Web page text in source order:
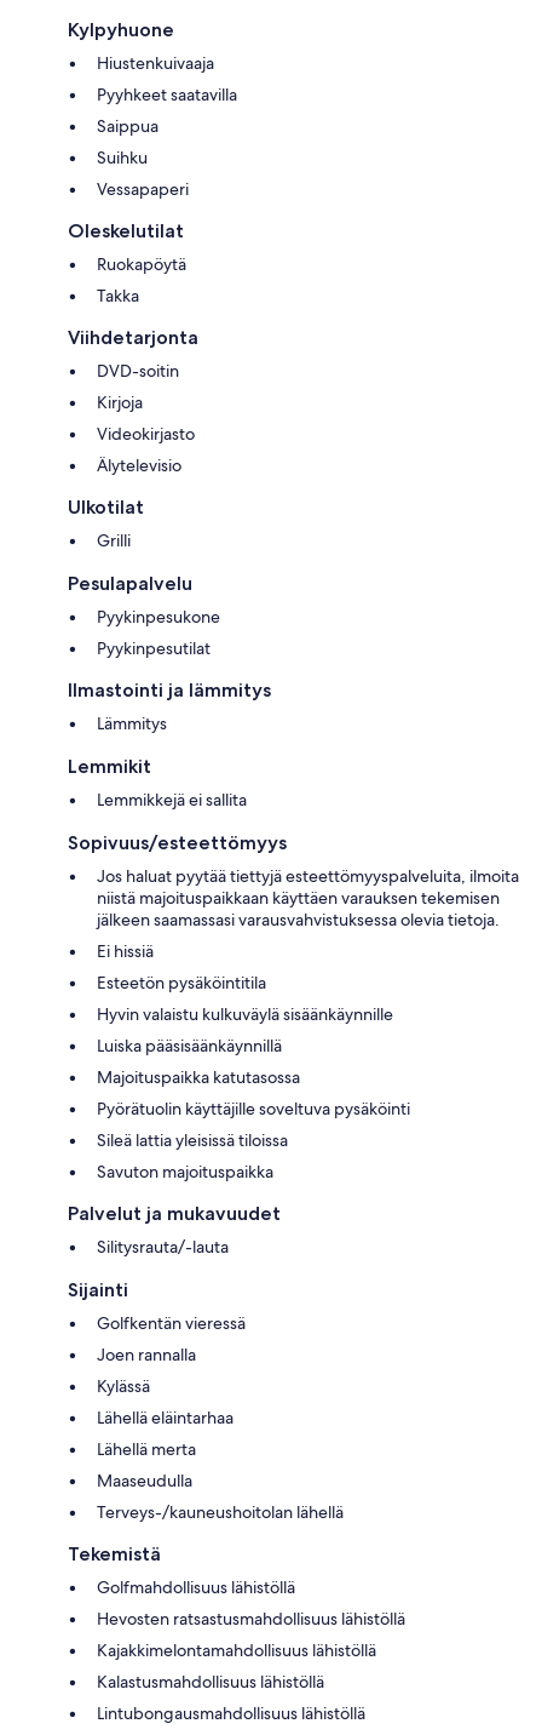
Kylpyhuone
Hiustenkuivaaja
Pyyhkeet saatavilla
Saippua
Suihku
Vessapaperi
Oleskelutilat
Ruokapöytä
Takka
Viihdetarjonta
DVD-soitin
Kirjoja
Videokirjasto
Älytelevisio
Ulkotilat
Grilli
Pesulapalvelu
Pyykinpesukone
Pyykinpesutilat
Ilmastointi ja lämmitys
Lämmitys
Lemmikit
Lemmikkejä ei sallita
Sopivuus/esteettömyys
Jos haluat pyytää tiettyjä esteettömyyspalveluita, ilmoita
niistä majoituspaikkaan käyttäen varauksen tekemisen
jälkeen saamassasi varausvahvistuksessa olevia tietoja.
Ei hissiä
Esteetön pysäköintitila
Hyvin valaistu kulkuväylä sisäänkäynnille
Luiska pääsisäänkäynnillä
Majoituspaikka katutasossa
Pyörätuolin käyttäjille soveltuva pysäköinti
Sileä lattia yleisissä tiloissa
Savuton majoituspaikka
Palvelut ja mukavuudet
Silitysrauta/-lauta
Sijainti
Golfkentän vieressä
Joen rannalla
Kylässä
Lähellä eläintarhaa
Lähellä merta
Maaseudulla
Terveys-/kauneushoitolan lähellä
Tekemistä
Golfmahdollisuus lähistöllä
Hevosten ratsastusmahdollisuus lähistöllä
Kajakkimelontamahdollisuus lähistöllä
Kalastusmahdollisuus lähistöllä
Lintubongausmahdollisuus lähistöllä